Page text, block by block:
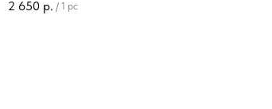
2 650 р. / 1 pc